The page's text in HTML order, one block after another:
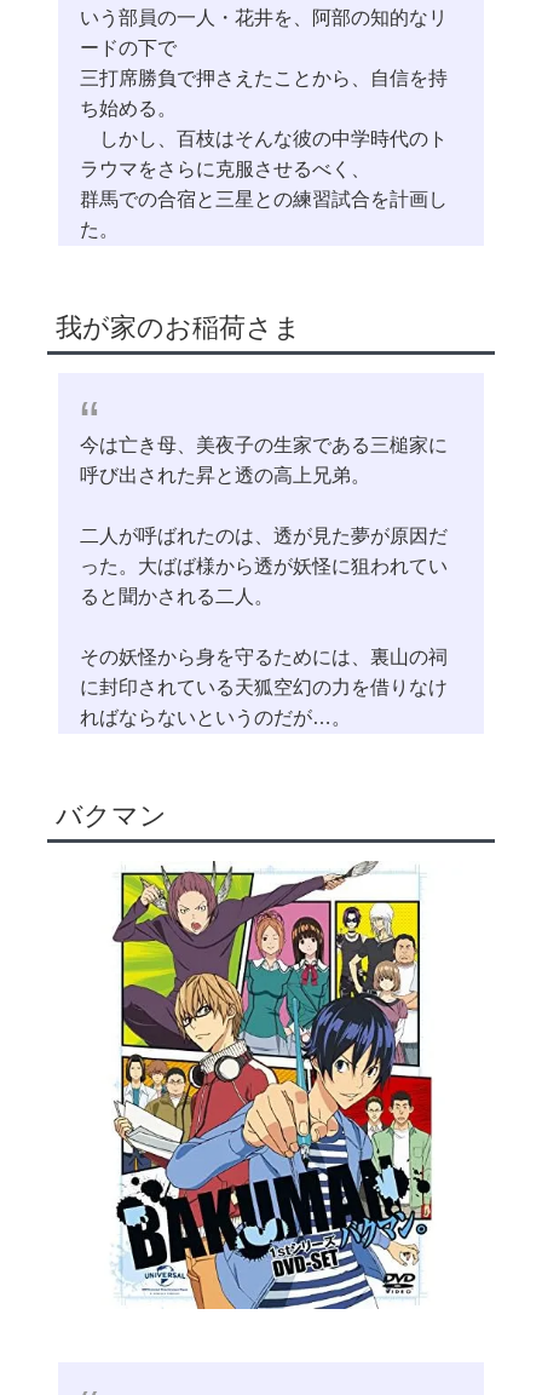
いう部員の一人・花井を、阿部の知的なリ
ードの下で
三打席勝負で押さえたことから、自信を持
ち始める。
しかし、百枝はそんな彼の中学時代のト
ラウマをさらに克服させるべく、
群馬での合宿と三星との練習試合を計画し
た。
我が家のお稲荷さま
今は亡き母、美夜子の生家である三槌家に
呼び出された昇と透の高上兄弟。
二人が呼ばれたのは、透が見た夢が原因だ
った。大ばば様から透が妖怪に狙われてい
ると聞かされる二人。
その妖怪から身を守るためには、裏山の祠
に封印されている天狐空幻の力を借りなけ
ればならないというのだが…。
バクマン